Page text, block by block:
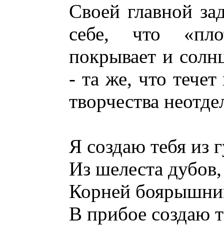
Своей главной
себе, что
покрывает и
- та же, что
творчества
Я создаю тебя из
Из шелеста
Корней
В прибое создаю